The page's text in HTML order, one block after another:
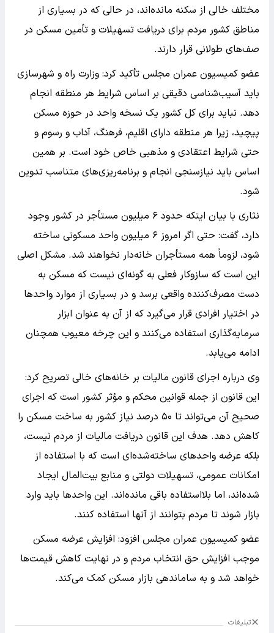
مختلف خالی از سکنه مانده‌اند، در حالی که در بسیاری از
مناطق کشور مردم برای دریافت تسهیلات و تأمین مسکن در
صف‌های طولانی قرار دارند.
عضو کمیسیون عمران مجلس تأکید کرد: وزارت راه و شهرسازی
باید آسیب‌شناسی دقیقی بر اساس شرایط هر منطقه انجام
دهد. نباید برای کل کشور یک نسخه واحد در حوزه مسکن
پیچید، زیرا هر منطقه دارای اقلیم، فرهنگ، آداب و رسوم و
حتی شرایط اعتقادی و مذهبی خاص خود است. بر همین
اساس باید نیازسنجی انجام و برنامه‌ریزی‌های متناسب تدوین
شود.
نثاری با بیان اینکه حدود ۶ میلیون مستأجر در کشور وجود
دارد، گفت: حتی اگر امروز ۶ میلیون واحد مسکونی ساخته
شود، لزوماً همه مستأجران خانه‌دار نخواهند شد. مشکل اصلی
این است که سازوکار فعلی به گونه‌ای نیست که مسکن به
دست مصرف‌کننده واقعی برسد و در بسیاری از موارد واحد‌ها
در اختیار افرادی قرار می‌گیرد که از آن به عنوان ابزار
سرمایه‌گذاری استفاده می‌کنند و این چرخه معیوب همچنان
ادامه می‌یابد.
وی درباره اجرای قانون مالیات بر خانه‌های خالی تصریح کرد:
این قانون از جمله قوانین محکم و مؤثر کشور است که اجرای
صحیح آن می‌تواند تا ۵۰ درصد نیاز کشور به ساخت مسکن را
کاهش دهد. هدف این قانون دریافت مالیات از مردم نیست،
بلکه عرضه واحد‌های ساخته‌شده‌ای است که با استفاده از
امکانات عمومی، تسهیلات دولتی و منابع بیت‌المال ایجاد
شده‌اند، اما بلااستفاده باقی مانده‌اند. این واحد‌ها باید وارد
بازار شوند تا مردم بتوانند از آنها استفاده کنند.
عضو کمیسیون عمران مجلس افزود: افزایش عرضه مسکن
موجب افزایش حق انتخاب مردم و در نهایت کاهش قیمت‌ها
خواهد شد و به ساماندهی بازار مسکن کمک می‌کند.
تبلیغات